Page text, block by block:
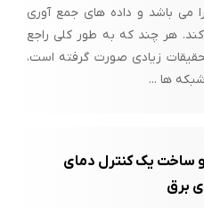
می باشد و داده های جمع آوری
هر چند که به طور کلی راجع
زیادی صورت گرفته است،
ها ...
و ساخت یک کنترل دمای
برق